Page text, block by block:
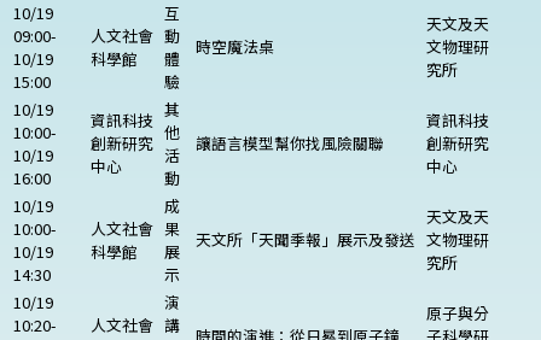
10/19
09:00-
10/19
15:00
人文社會
科學館
互
動
體
驗
時空魔法桌
天文及天
文物理研
究所
10/19
10:00-
10/19
16:00
資訊科技
創新研究
中心
其
他
活
動
讓語言模型幫你找風險關聯
資訊科技
創新研究
中心
10/19
10:00-
10/19
14:30
人文社會
科學館
成
果
展
示
天文所「天聞季報」展示及發送
天文及天
文物理研
究所
10/19
10:20-
人文社會
演
講
原子與分